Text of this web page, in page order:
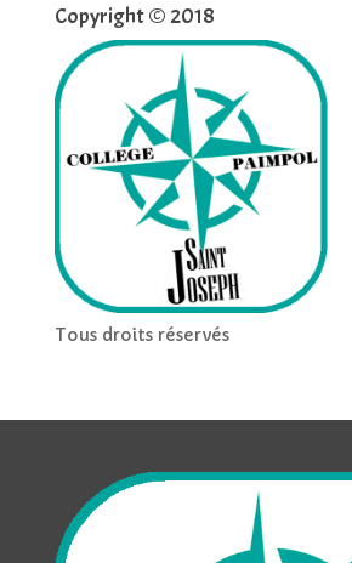
Copyright © 2018
Tous droits réservés